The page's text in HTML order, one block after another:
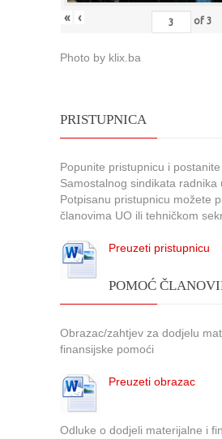
« ‹ of 3
Photo by klix.ba
PRISTUPNICA
Popunite pristupnicu i
Samostalnog sindikata radnika
Potpisanu pristupnicu možete
članovima UO ili tehničkom
Preuzeti pristupnicu
POMOĆ
Obrazac/zahtjev za dodjelu
finansijske pomoći
Preuzeti obrazac
Odluke o dodjeli materijalne i